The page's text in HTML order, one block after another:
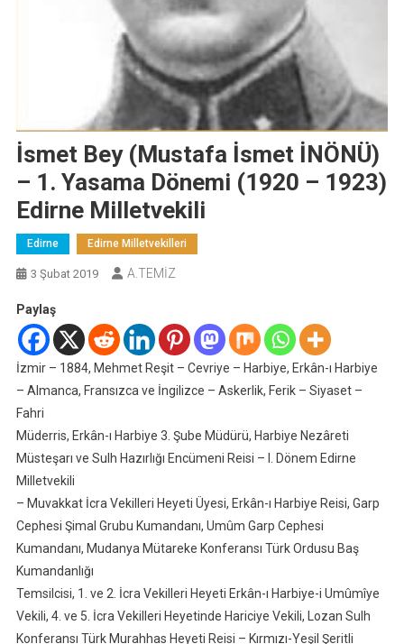
İsmet Bey (Mustafa İsmet İNÖNÜ)
– 1. Yasama Dönemi (1920 – 1923)
Edirne Milletvekili
Edirne Edirne Milletvekilleri
3 Şubat 2019 A.TEMİZ
Paylaş
İzmir – 1884, Mehmet Reşit – Cevriye – Harbiye, Erkân-ı Harbiye
– Almanca, Fransızca ve İngilizce – Askerlik, Ferik – Siyaset –
Fahri
Müderris, Erkân-ı Harbiye 3. Şube Müdürü, Harbiye Nezâreti
Müsteşarı ve Sulh Hazırlığı Encümeni Reisi – I. Dönem Edirne
Milletvekili
– Muvakkat İcra Vekilleri Heyeti Üyesi, Erkân-ı Harbiye Reisi, Garp
Cephesi Şimal Grubu Kumandanı, Umûm Garp Cephesi
Kumandanı, Mudanya Mütareke Konferansı Türk Ordusu Baş
Kumandanlığı
Temsilcisi, 1. ve 2. İcra Vekilleri Heyeti Erkân-ı Harbiye-i Umûmîye
Vekili, 4. ve 5. İcra Vekilleri Heyetinde Hariciye Vekili, Lozan Sulh
Konferansı Türk Murahhas Heyeti Reisi – Kırmızı-Yeşil Şeritli